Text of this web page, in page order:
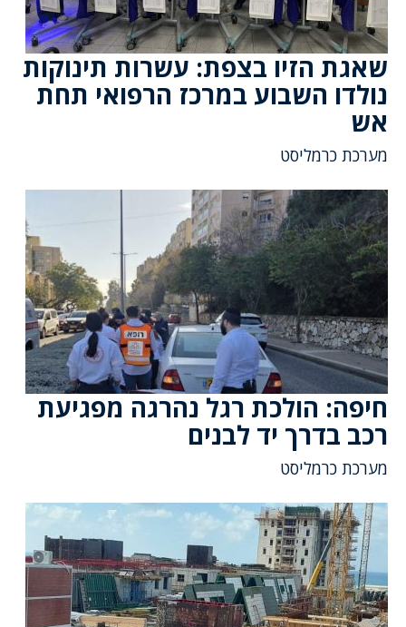
שאגת הזיו בצפת: עשרות תינוקות
נולדו השבוע במרכז הרפואי תחת
אש
מערכת כרמליסט
חיפה: הולכת רגל נהרגה מפגיעת
רכב בדרך יד לבנים
מערכת כרמליסט